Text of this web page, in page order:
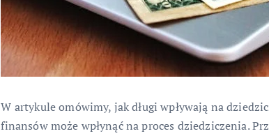
W artykule omówimy, jak długi wpływają na
finansów może wpłynąć na proces dziedziczenia.